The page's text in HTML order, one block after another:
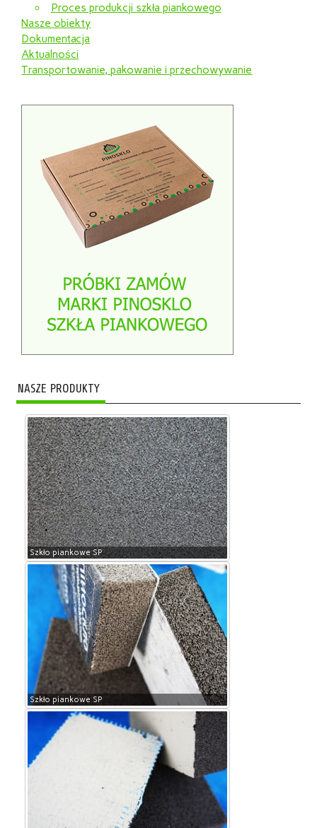
Proces produkcji szkła piankowego
Nasze obiekty
Dokumentacja
Aktualności
Transportowanie, pakowanie i przechowywanie
NASZE PRODUKTY
Szkło piankowe SP
Szkło piankowe SP